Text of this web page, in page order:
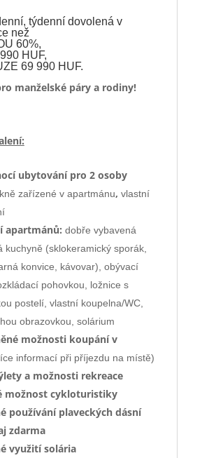
týdenní dovolená v
než
60%,
HUF,
69 990 HUF.
manželské páry a rodiny!
ubytování pro 2 osoby
zařízené v apartmánu, vlastní
apartmánů: dobře vybavená
kuchyně (sklokeramický sporák,
konvice, kávovar), obývací
pohovkou, ložnice s
postelí, vlastní koupelna/WC,
obrazovkou, solárium
možnosti koupání v
informací při příjezdu na místě)
a možnosti rekreace
možnost cykloturistiky
používání plaveckých dásní
zdarma
využití solária